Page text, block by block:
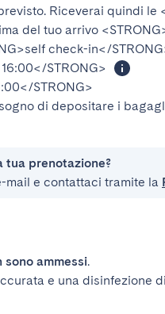
Riceverai quindi le
del tuo arrivo
check-in</
STRONG>
STRONG>
di depositare i
tua prenotazione?
e contattaci tramite la
sono ammessi.
e una disinfezione